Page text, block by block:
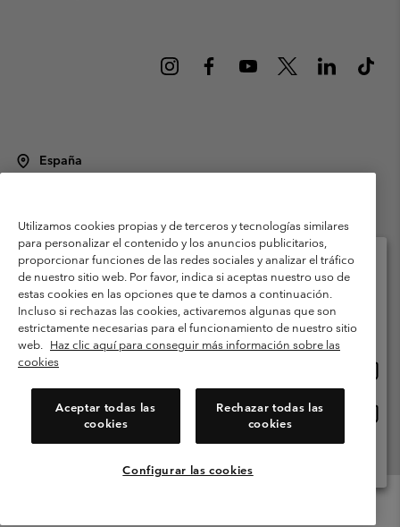
España
Condiciones de uso
Terminos de Venta
Garantía
Política de Privacidad
Términos y condiciones del programa de miembros
Términos De Uso Del Contenido Generado Por Los Usuarios
Impressum
Cookies Public CBCR
Utilizamos cookies propias y de terceros y tecnologías similares
para personalizar el contenido y los anuncios publicitarios,
proporcionar funciones de las redes sociales y analizar el tráfico
de nuestro sitio web. Por favor, indica si aceptas nuestro uso de
estas cookies en las opciones que te damos a continuación.
Incluso si rechazas las cookies, activaremos algunas que son
estrictamente necesarias para el funcionamiento de nuestro sitio
web. Haz clic aquí para conseguir más información sobre las
cookies
Aceptar todas las
cookies
Rechazar todas las
cookies
Configurar las cookies
Selecciona tu país e idioma envío
Compras en línea disponibles
línea
España
Ver Todos Los Países